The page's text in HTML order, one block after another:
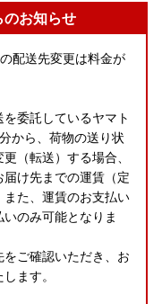
のお知らせ
配送先変更は料金が
委託しているヤマト
から、荷物の送り状
（転送）する場合、
け先までの運賃（定
た、運賃のお支払い
のみ可能となりま
ご確認いただき、お
ます。